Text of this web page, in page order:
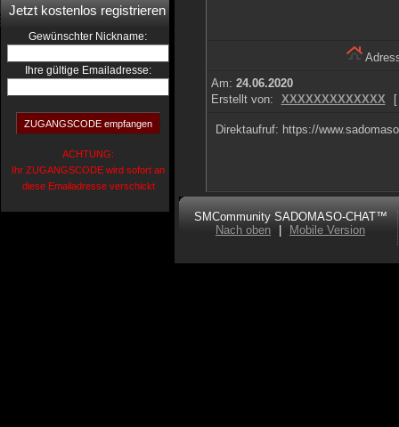
Jetzt kostenlos registrieren
Gewünschter Nickname:
Ihre gültige Emailadresse:
ACHTUNG:
Ihr ZUGANGSCODE wird sofort an
diese Emailadresse verschickt
Am: 24.06.2020
Erstellt von:
XXXXXXXXXXXXX [
Direktaufruf: https://
SMCommunity SADOMASO-CHAT™
Nach oben
Mobile Version